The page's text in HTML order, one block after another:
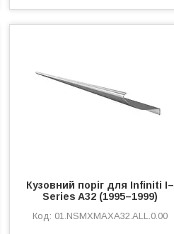
Кузовний поріг для Infiniti I–
Series A32 (1995–1999)
01.NSMXMAXA32.ALL.0.00